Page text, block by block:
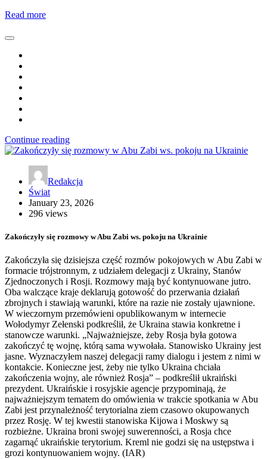
Read more
Continue reading
Redakcja
Świat
January 23, 2026
296 views
Zakończyły się rozmowy w Abu Zabi ws. pokoju na Ukrainie
Zakończyła się dzisiejsza część rozmów pokojowych w Abu Zabi w
formacie trójstronnym, z udziałem delegacji z Ukrainy, Stanów
Zjednoczonych i Rosji. Rozmowy mają być kontynuowane jutro.
Oba walczące kraje deklarują gotowość do przerwania działań
zbrojnych i stawiają warunki, które na razie nie zostały ujawnione.
W wieczornym przemówieni opublikowanym w internecie
Wołodymyr Zełenski podkreślił, że Ukraina stawia konkretne i
stanowcze warunki. „Najważniejsze, żeby Rosja była gotowa
zakończyć tę wojnę, którą sama wywołała. Stanowisko Ukrainy jest
jasne. Wyznaczyłem naszej delegacji ramy dialogu i jestem z nimi w
kontakcie. Konieczne jest, żeby nie tylko Ukraina chciała
zakończenia wojny, ale również Rosja” – podkreślił ukraiński
prezydent. Ukraińskie i rosyjskie agencje przypominają, że
najważniejszym tematem do omówienia w trakcie spotkania w Abu
Zabi jest przynależność terytorialna ziem czasowo okupowanych
przez Rosję. W tej kwestii stanowiska Kijowa i Moskwy są
rozbieżne. Ukraina broni swojej suwerenności, a Rosja chce
zagarnąć ukraińskie terytorium. Kreml nie godzi się na ustępstwa i
grozi kontynuowaniem wojny. (IAR)